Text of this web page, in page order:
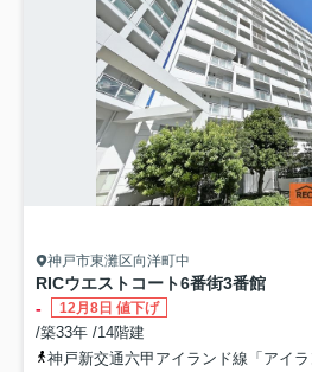
神戸市東灘区向洋町中
RICウエストコート6番街3番館
-
12月8日 値下げ
/築33年 /14階建
神戸新交通六甲アイランド線「アイ